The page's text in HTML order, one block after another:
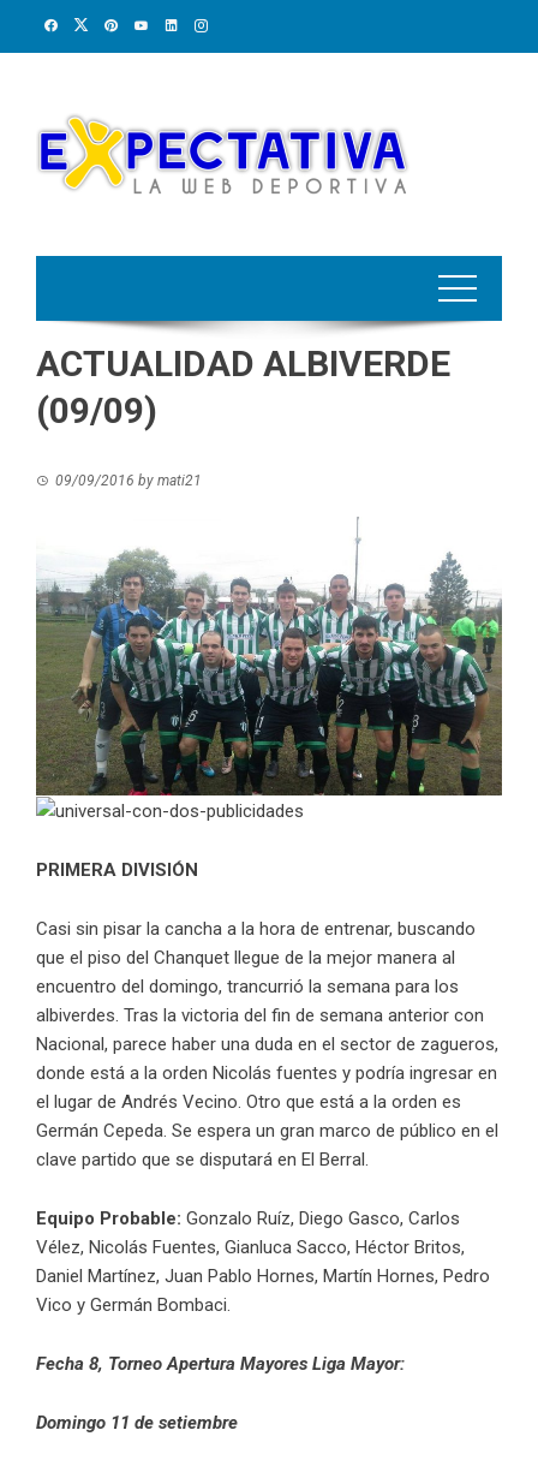
ACTUALIDAD ALBIVERDE
(09/09)
09/09/2016 by mati21
PRIMERA DIVISIÓN
Casi sin pisar la cancha a la hora de entrenar, buscando
que el piso del Chanquet llegue de la mejor manera al
encuentro del domingo, trancurrió la semana para los
albiverdes. Tras la victoria del fin de semana anterior con
Nacional, parece haber una duda en el sector de zagueros,
donde está a la orden Nicolás fuentes y podría ingresar en
el lugar de Andrés Vecino. Otro que está a la orden es
Germán Cepeda. Se espera un gran marco de público en el
clave partido que se disputará en El Berral.
Equipo Probable: Gonzalo Ruíz, Diego Gasco, Carlos
Vélez, Nicolás Fuentes, Gianluca Sacco, Héctor Britos,
Daniel Martínez, Juan Pablo Hornes, Martín Hornes, Pedro
Vico y Germán Bombaci.
Fecha 8, Torneo Apertura Mayores Liga Mayor:
Domingo 11 de setiembre